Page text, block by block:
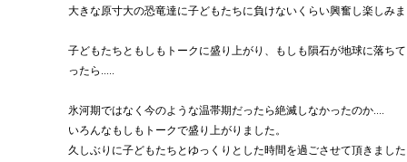
大きな原寸大の恐竜達に子どもたちに負けないくらい興奮し楽しみ
子どもたちともしもトークに盛り上がり、もしも隕石が地球に落ち
ったら.....
氷河期ではなく今のような温帯期だったら絶滅しなかったのか....
いろんなもしもトークで盛り上がりました。
久しぶりに子どもたちとゆっくりとした時間を過ごさせて頂きまし